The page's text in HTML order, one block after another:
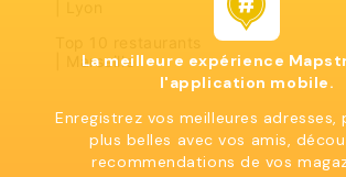
| Marseille
La meilleure expérience
l'application mobile.
Enregistrez vos meilleures adresses,
plus belles avec vos amis,
recommendations de vos